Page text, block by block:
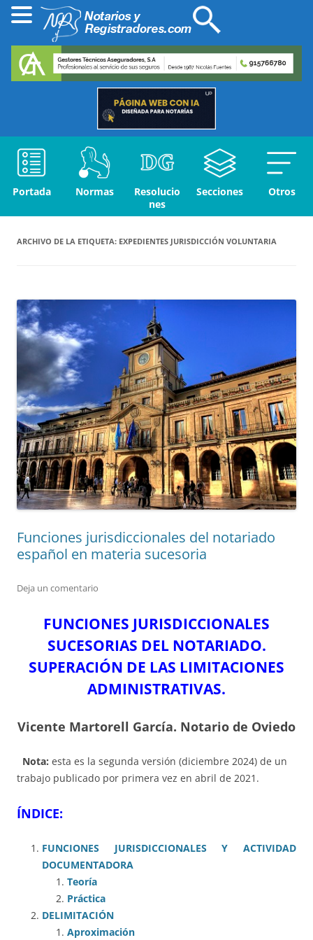
Portada Normas
Resolucio
nes
Secciones Otros
ARCHIVO DE LA ETIQUETA: EXPEDIENTES JURISDICCIÓN VOLUNTARIA
Funciones jurisdiccionales del notariado
español en materia sucesoria
Deja un comentario
FUNCIONES JURISDICCIONALES
SUCESORIAS DEL NOTARIADO.
SUPERACIÓN DE LAS LIMITACIONES
ADMINISTRATIVAS.
Vicente Martorell García. Notario de Oviedo
Nota: esta es la segunda versión (diciembre 2024) de un
trabajo publicado por primera vez en abril de 2021.
ÍNDICE:
FUNCIONES JURISDICCIONALES Y ACTIVIDAD
DOCUMENTADORA
Teoría
Práctica
DELIMITACIÓN
Aproximación